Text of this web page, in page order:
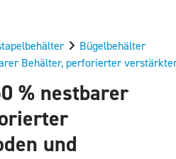
Bügelbehälter
Behälter, perforierter
% nestbarer
und